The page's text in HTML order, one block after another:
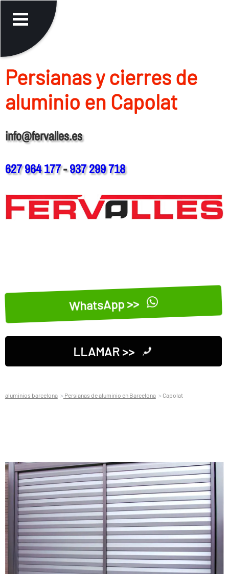
Persianas y cierres de
aluminio en Capolat
info@fervalles.es
627 964 177-937 299 718
WhatsApp >>
LLAMAR >>
aluminios barcelona Persianas de aluminio en Barcelona Capolat